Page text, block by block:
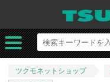
ツクモネットショップ